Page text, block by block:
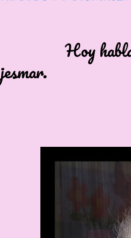
Hoy
jesmar.